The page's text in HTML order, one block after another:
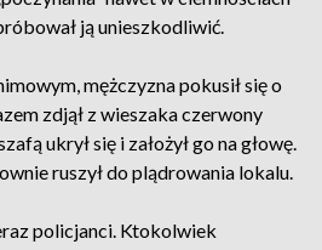
ją unieszkodliwić.
mężczyzna pokusił się o
zdjął z wieszaka czerwony
ukrył się i założył go na głowę.
ruszył do plądrowania lokalu.
policjanci. Ktokolwiek